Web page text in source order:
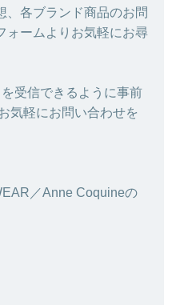
、各ブランド商品のお問
ォームよりお気軽にお尋
受信できるように事前
気軽にお問い合わせを
／Anne Coquineの